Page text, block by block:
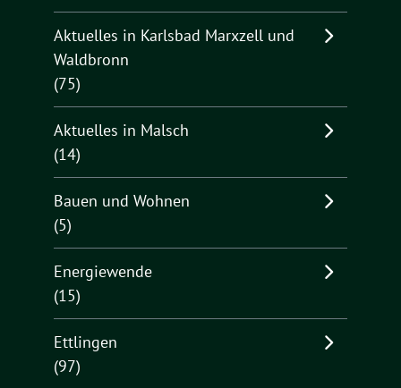
Aktuelles in Karlsbad Marxzell und
Waldbronn
(75)
Aktuelles in Malsch
(14)
Bauen und Wohnen
(5)
Energiewende
(15)
Ettlingen
(97)